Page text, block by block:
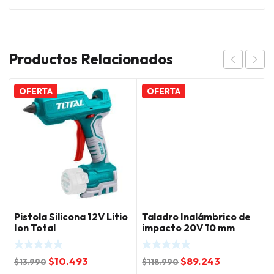
Productos Relacionados
OFERTA
Pistola Silicona 12V Litio
Ion Total
$13.990El
$10.493
OFERTA
Taladro Inalámbrico de
impacto 20V 10 mm
45NM Litio Ion Total
$118.990El
$89.243